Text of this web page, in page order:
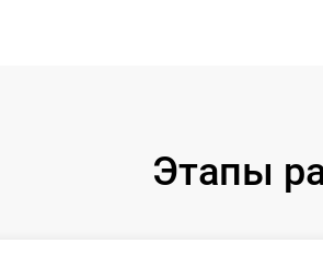
Этапы